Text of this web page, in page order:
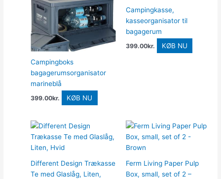
Campingboks
bagagerumsorganisator
marineblå
399.00kr. KØB NU
Campingkasse,
kasseorganisator til
bagagerum
399.00kr. KØB NU
Different Design Trækasse
Te med Glaslåg, Liten,
Ferm Living Paper Pulp
Box, small, set of 2 –